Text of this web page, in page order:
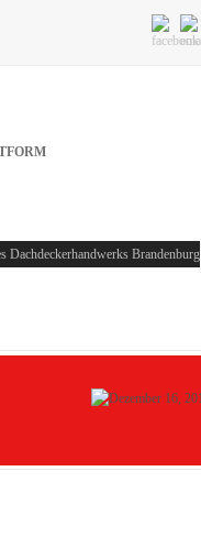
Dachdeckerhandwerks Brandenburg